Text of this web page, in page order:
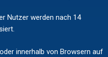
Nutzer werden nach 14
innerhalb von Browsern auf